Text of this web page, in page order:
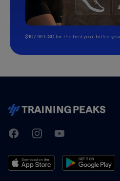
$107.99 USD for the first year, billed
TrainingPeaks
FacebookInstagramYoutube